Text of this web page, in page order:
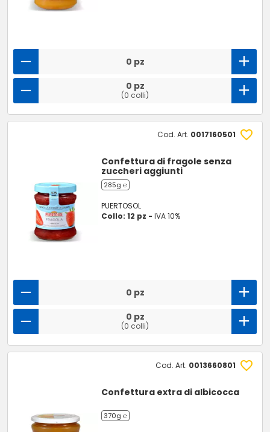
0 pz
0 pz
(0 colli)
Cod. Art. 0017160501
Confettura di fragole senza
zuccheri aggiunti
285g ℮
PUERTOSOL
Collo: 12 pz -IVA 10%
0 pz
0 pz
(0 colli)
Cod. Art. 0013660801
Confettura extra di albicocca
370g ℮